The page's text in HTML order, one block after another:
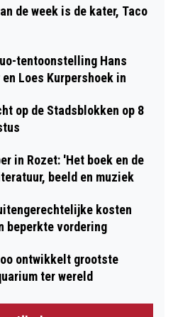
de week is de kater, Taco
tentoonstelling Hans
Loes Kurpershoek in
op de Stadsblokken op 8
in Rozet: 'Het boek en de
beeld en muziek
kosten
beperkte vordering
ontwikkelt grootste
ter wereld